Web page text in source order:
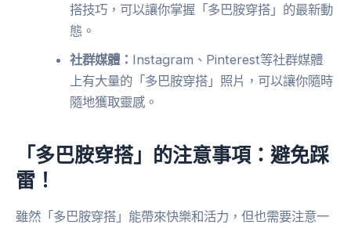
搭技巧，可以讓你掌握「多巴胺穿搭」的最新動
態。
社群媒體： Instagram、Pinterest等社群媒體
上有大量的「多巴胺穿搭」照片，可以讓你隨時
隨地獲取靈感。
「多巴胺穿搭」的注意事項：避免踩
雷！
雖然「多巴胺穿搭」能帶來快樂和活力，但也需要注意一